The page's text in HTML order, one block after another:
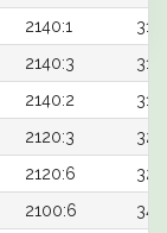
2140:1
31,5
2140:3
31,5
2140:2
31,6
2120:3
32,5
2120:6
2100:6